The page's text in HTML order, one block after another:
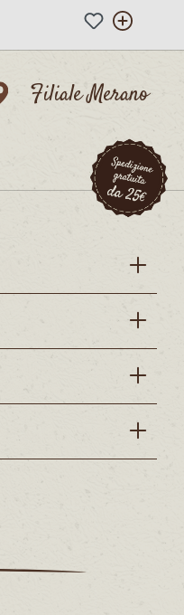
Filiale Merano